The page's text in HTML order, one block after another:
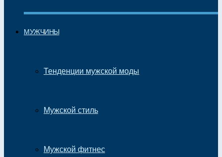
МУЖЧИНЫ
Тенденции мужской моды
Мужской стиль
Мужской фитнес